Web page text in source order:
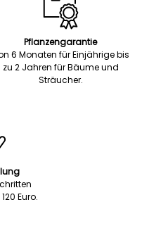
Pflanzengarantie
6 Monaten für Einjährige bis
zu 2 Jahren für Bäume und
Sträucher.
Euro.